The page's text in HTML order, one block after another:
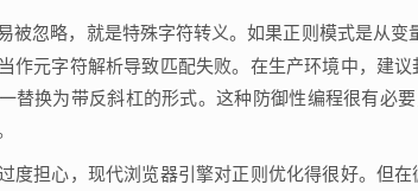
被忽略，就是特殊字符转义。如果正则模式是从变
作元字符解析导致匹配失败。在生产环境中，建
替换为带反斜杠的形式。这种防御性编程很有必
度担心，现代浏览器引擎对正则优化得很好。但